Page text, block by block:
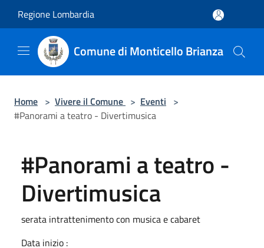
Regione Lombardia
Comune di Monticello Brianza
Home > Vivere il Comune > Eventi >
#Panorami a teatro - Divertimusica
#Panorami a teatro -
Divertimusica
serata intrattenimento con musica e cabaret
Data inizio :